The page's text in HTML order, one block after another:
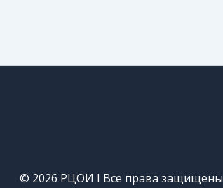
© 2026 РЦОИ I Все права защищены